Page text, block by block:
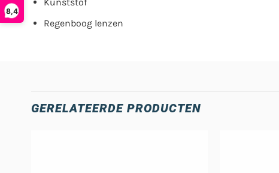
8,4
Regenboog lenzen
GERELATEERDE PRODUCTEN